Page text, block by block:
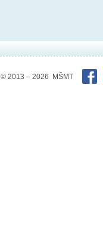
© 2013 – 2026 MŠMT